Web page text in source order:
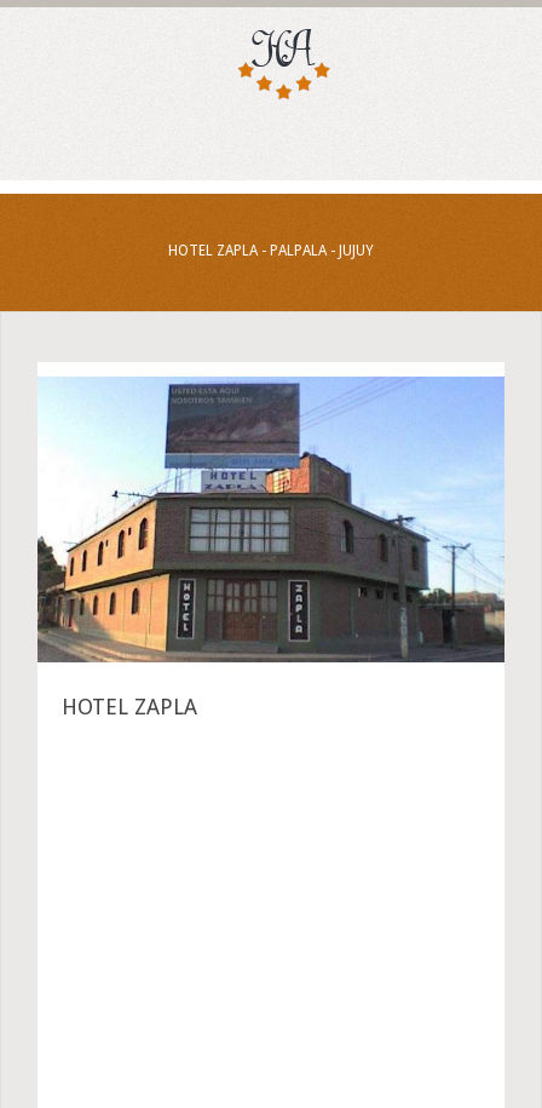
HOTEL ZAPLA - PALPALA - JUJUY
HOTEL ZAPLA